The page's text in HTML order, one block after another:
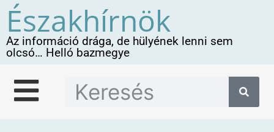
Északhírnök
Az információ drága, de hülyének lenni sem
olcsó… Helló bazmegye